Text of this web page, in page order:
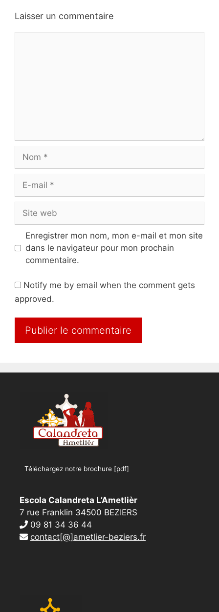
Laisser un commentaire
Nom
Site
web
Enregistrer mon nom, mon e-mail et mon site
dans le navigateur pour mon prochain
commentaire.
Notify me by email when the comment gets
approved.
Téléchargez notre brochure [pdf]
Escola Calandreta L’Ametlièr
7 rue Franklin 34500 BEZIERS
09 81 34 36 44
contact[@]ametlier-beziers.fr